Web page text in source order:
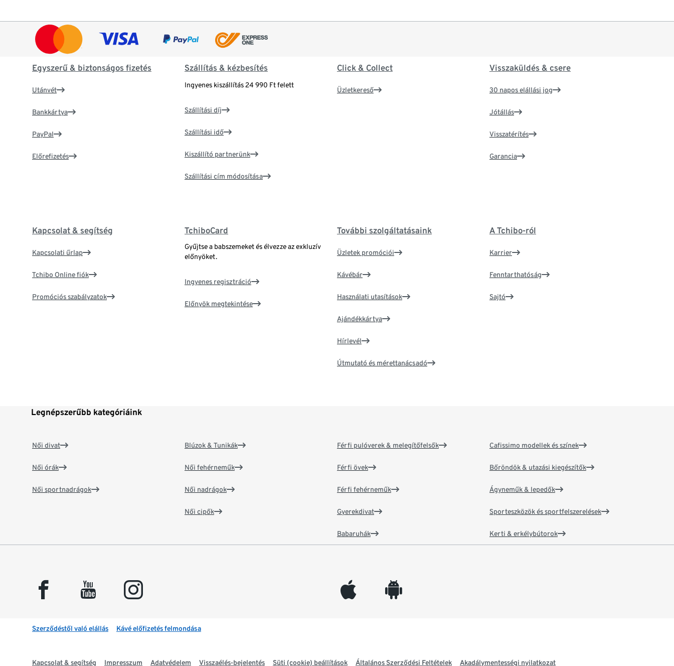
Egyszerű & biztonságos fizetés
Utánvét
Bankkártya
PayPal
Előrefizetés
Szállítás & kézbesítés
Ingyenes kiszállítás 24 990 Ft felett
Szállítási díj
Szállítási idő
Kiszállító partnerünk
Szállítási cím módosítása
Click & Collect
Üzletkereső
Visszaküldés & csere
30 napos elállási jog
Jótállás
Visszatérítés
Garancia
Kapcsolat & segítség
Kapcsolati űrlap
Tchibo Online fiók
Promóciós szabályzatok
TchiboCard
Gyűjtse a babszemeket és élvezze az exkluzív
előnyöket.
Ingyenes regisztráció
Előnyök megtekintése
További szolgáltatásaink
Üzletek promóciói
Kávébár
Használati utasítások
Ajándékkártya
Hírlevél
Útmutató és mérettanácsadó
A Tchibo-ról
Karrier
Fenntarthatóság
Sajtó
Legnépszerűbb kategóriáink
Női divat
Női órák
Női sportnadrágok
Blúzok & Tunikák
Női fehérneműk
Női nadrágok
Női cipők
Férfi pulóverek & melegítőfelsők
Férfi övek
Férfi fehérneműk
Gyerekdivat
Babaruhák
Cafissimo modellek és színek
Bőröndök & utazási kiegészítők
Ágyneműk & lepedők
Sporteszközök és sportfelszerelések
Kerti & erkélybútorok
facebook youtube instagram appleinc android
Szerződéstől való elállás Kávé előfizetés felmondása
Kapcsolat & segítség Impresszum Adatvédelem Visszaélés-bejelentés Süti (cookie) beállítások Általános Szerződési Feltételek Akadálymentességi nyilatkozat